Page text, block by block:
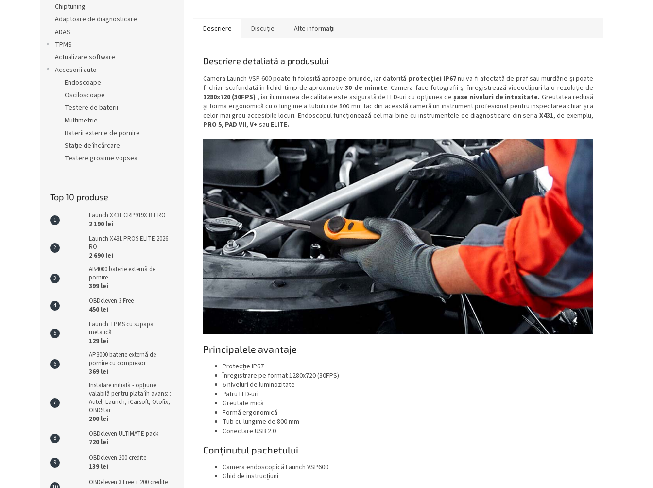
Chiptuning
Adaptoare de diagnosticare
ADAS
TPMS
Actualizare software
Accesorii auto
Endoscoape
Osciloscoape
Testere de baterii
Multimetrie
Baterii externe de pornire
Stație de încărcare
Testere grosime vopsea
Top 10 produse
Launch X431 CRP919X BT RO
2 190 lei
Launch X431 PROS ELITE 2026
RO
2 690 lei
AB4000 baterie externă de
pornire
399 lei
OBDeleven 3 Free
450 lei
Launch TPMS cu supapa
metalică
129 lei
AP3000 baterie externă de
pornire cu compresor
369 lei
Instalare inițială - opțiune
valabilă pentru plata în avans: :
Autel, Launch, iCarsoft, Otofix,
OBDStar
200 lei
OBDeleven ULTIMATE pack
720 lei
OBDeleven 200 credite
139 lei
OBDeleven 3 Free + 200 credite
Descriere Discuţie Alte informații
Descriere detaliată a produsului
Camera Launch VSP 600 poate fi folosită aproape oriunde, iar datorită protecției IP67nu va fi afectată de praf sau murdărie și poate
fi chiar scufundată în lichid timp de aproximativ30 de minute. Camera face fotografii și înregistrează videoclipuri la o rezoluție de
1280x720 (30FPS) , iar iluminarea de calitate este asigurată de LED-uri cu opțiunea de șase niveluri de intesitate. Greutatea redusă
și forma ergonomică cu o lungime a tubului de 800 mm fac din această cameră un instrument profesional pentru inspectarea chiar și a
celor mai greu accesibile locuri. Endoscopul funcționează cel mai bine cu instrumentele de diagnosticare din seria X431, de exemplu,
PRO 5, PAD VII, V+ sau ELITE.
Principalele avantaje
Protecție IP67
Înregistrare pe format 1280x720 (30FPS)
6 niveluri de luminozitate
Patru LED-uri
Greutate mică
Formă ergonomică
Tub cu lungime de 800 mm
Conectare USB 2.0
Conținutul pachetului
Camera endoscopică Launch VSP600
Ghid de instrucțiuni